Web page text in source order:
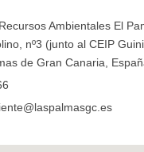
Ambientales El
nº3 (junto al CEIP
de Gran Canaria,